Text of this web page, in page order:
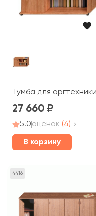
Тумба для
27 660
5.0оценок (4)
В корзину
4416